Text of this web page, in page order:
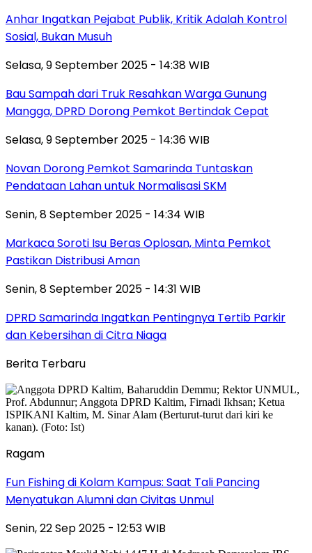
Anhar Ingatkan Pejabat Publik, Kritik Adalah Kontrol
Sosial, Bukan Musuh
Selasa, 9 September 2025 - 14:38 WIB
Bau Sampah dari Truk Resahkan Warga Gunung
Mangga, DPRD Dorong Pemkot Bertindak Cepat
Selasa, 9 September 2025 - 14:36 WIB
Novan Dorong Pemkot Samarinda Tuntaskan
Pendataan Lahan untuk Normalisasi SKM
Senin, 8 September 2025 - 14:34 WIB
Markaca Soroti Isu Beras Oplosan, Minta Pemkot
Pastikan Distribusi Aman
Senin, 8 September 2025 - 14:31 WIB
DPRD Samarinda Ingatkan Pentingnya Tertib Parkir
dan Kebersihan di Citra Niaga
Berita Terbaru
Ragam
Fun Fishing di Kolam Kampus: Saat Tali Pancing
Menyatukan Alumni dan Civitas Unmul
Senin, 22 Sep 2025 - 12:53 WIB